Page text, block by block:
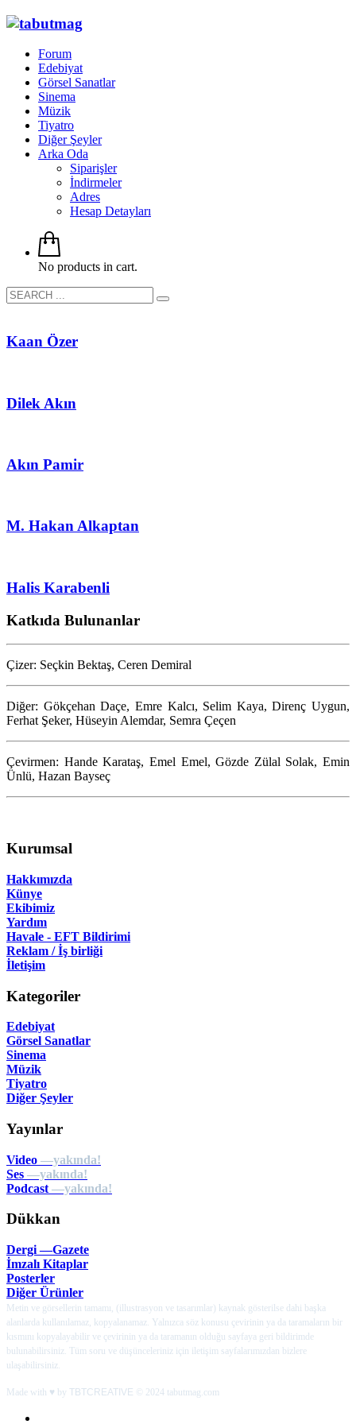
Forum
Edebiyat
Görsel Sanatlar
Sinema
Müzik
Tiyatro
Diğer Şeyler
Arka Oda
Siparişler
İndirmeler
Adres
Hesap Detayları
No products in cart.
Kaan Özer
Dilek Akın
Akın Pamir
M. Hakan Alkaptan
Halis Karabenli
Katkıda Bulunanlar
Çizer: Seçkin Bektaş, Ceren Demiral
Diğer: Gökçehan Daçe, Emre Kalcı, Selim Kaya, Direnç Uygun,
Ferhat Şeker, Hüseyin Alemdar, Semra Çeçen
Çevirmen: Hande Karataş, Emel Emel, Gözde Zülal Solak, Emin
Ünlü, Hazan Bayseç
Kurumsal
Hakkımızda
Künye
Ekibimiz
Yardım
Havale - EFT Bildirimi
Reklam / İş birliği
İletişim
Kategoriler
Edebiyat
Görsel Sanatlar
Sinema
Müzik
Tiyatro
Diğer Şeyler
Yayınlar
Video —yakında!
Ses —yakında!
Podcast —yakında!
Dükkan
Dergi —Gazete
İmzalı Kitaplar
Posterler
Diğer Ürünler
Metin ve görsellerin tamamı, (illustrasyon ve tasarımlar) kaynak gösterilse dahi başka
alanlarda kullanılamaz, kopyalanamaz. Yalnızca söz konusu çevirinin ya da taramaların bir
kısmını kopyalayabilir ve çevirinin ya da taramanın olduğu sayfaya geri bildirimde
bulunabilirsiniz. Tüm soru ve düşünceleriniz için iletişim sayfalarımızdan bizlere
ulaşabilirsiniz.
Made with ♥ by TBTCREATIVE © 2024 tabutmag.com